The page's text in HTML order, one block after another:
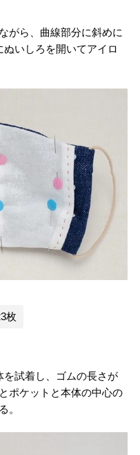
がら、曲線部分に斜めに
いしろを開いてアイロ
枚
試着し、ゴムの長さが
ポケットと本体の中心の
。